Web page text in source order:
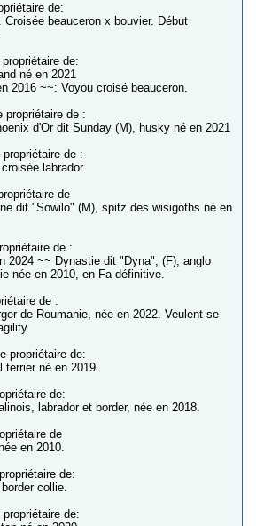
de:
beauceron x bouvier. Début
de:
né en 2021
2016 ~~: Voyou croisé beauceron.
propriétaire de :
d'Or dit Sunday (M), husky né en 2021
de :
labrador.
de
dit "Sowilo" (M), spitz des wisigoths né en
de :
2024 ~~ Dynastie dit "Dyna", (F), anglo
née en 2010, en Fa définitive.
de :
de Roumanie, née en 2022. Veulent se
propriétaire de:
terrier né en 2019.
de:
labrador et border, née en 2018.
de
en 2010.
de:
collie.
de: